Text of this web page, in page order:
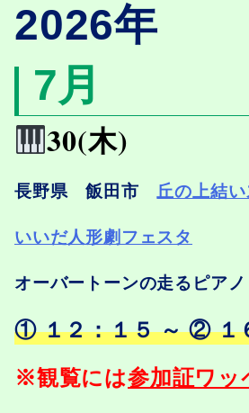
2026年
7月
30(木)
長野県 飯田市 丘の上結
いいだ人形劇フェスタ
オーバートーンの走るピアノ
① １２：１５ ～ ② １
※観覧には参加証ワッ